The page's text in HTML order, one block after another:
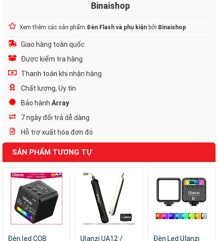
Binaishop
Xem thêm các sản phẩm Đèn Flash và phụ kiện bởi Binaishop
Giao hàng toàn quốc
Được kiểm tra hàng
Thanh toán khi nhận hàng
Chất lượng, Uy tín
Bảo hành Array
7 ngày đổi trả dễ dàng
Hỗ trợ xuất hóa đơn đỏ
SẢN PHẨM TƯƠNG TỰ
Đèn led COB
Ulanzi UA12 /
Đèn Led Ulanzi